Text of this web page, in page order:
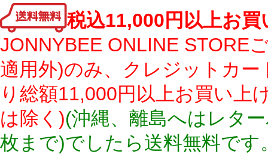
税込11,000円以上お
JONNYBEE ONLINE STORE
適用外)のみ、クレジットカ
り総額11,000円以上お買い上
は除く)(沖縄、離島へはレタ
枚まで)でしたら送料無料で